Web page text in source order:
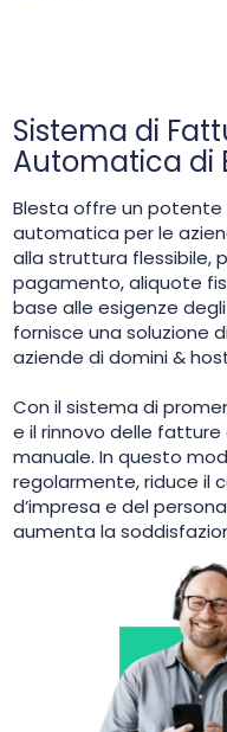
Sistema di
Automatica di
Blesta offre un
automatica per le
alla struttura flessibile,
pagamento, aliquote
base alle esigenze
fornisce una soluzione
aziende di domini &
Con il sistema di
e il rinnovo delle
manuale. In questo
regolarmente, riduce il
d’impresa e del
aumenta la